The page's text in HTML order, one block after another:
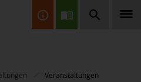
& DVDs, Spiele, BluRays,
Veranstaltungen